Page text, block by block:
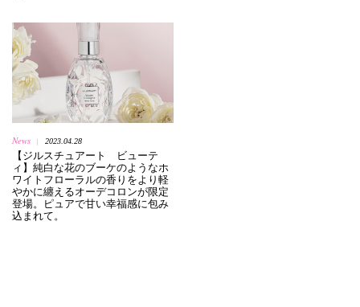
News | 2023.04.28
【ジルスチュアート ビューテ
ィ】純白な花のブーケのようなホ
ワイトフローラルの香りをより軽
やかに纏えるオーデコロンが限定
登場。ピュアで甘い幸福感に包み
込まれて。